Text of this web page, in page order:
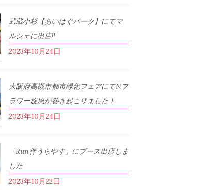
武蔵小杉【あいはぐパーク】にてマ
ルシェに出店‼︎
2023年10月24日
大阪府高槻市都市緑化フェアにてNフ
ラワー旋風が巻き起こりました！
2023年10月24日
「Run伴うらやす」にブース出店しま
した
2023年10月22日